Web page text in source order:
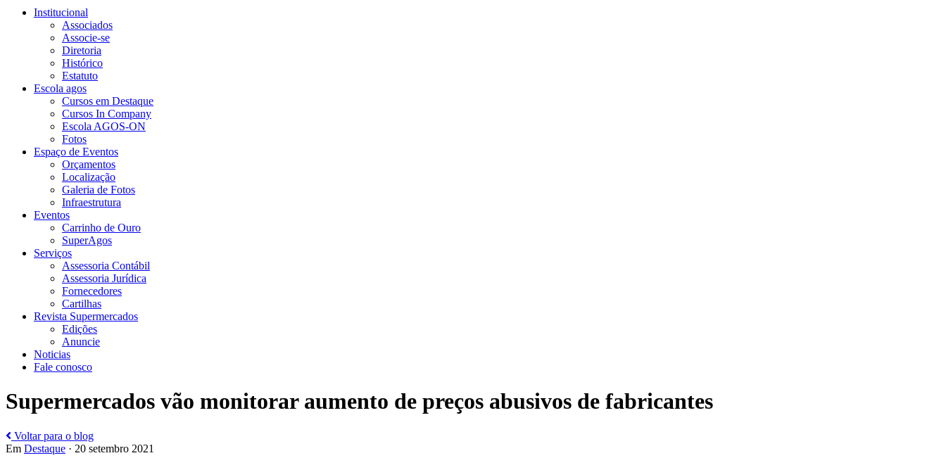
Institucional
Associados
Associe-se
Diretoria
Histórico
Estatuto
Escola agos
Cursos em Destaque
Cursos In Company
Escola AGOS-ON
Fotos
Espaço de Eventos
Orçamentos
Localização
Galeria de Fotos
Infraestrutura
Eventos
Carrinho de Ouro
SuperAgos
Serviços
Assessoria Contábil
Assessoria Jurídica
Fornecedores
Cartilhas
Revista Supermercados
Edições
Anuncie
Noticias
Fale conosco
Supermercados vão monitorar aumento de preços abusivos de fabricantes
Voltar para o blog
Em Destaque · 20 setembro 2021